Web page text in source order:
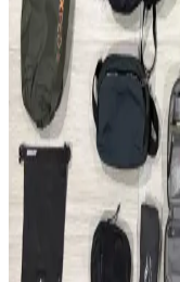
ve dengeli yapısıyla
uygundur.
Able Carry Max
Pac) Sırt Çantası
Able Carry Max EDC
malzeme kalitesi,
günlük kullanım ve
50 Günlük
Tek Çanta